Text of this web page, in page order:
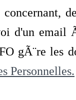
d'un
gÃ¨re les
Personnelles.